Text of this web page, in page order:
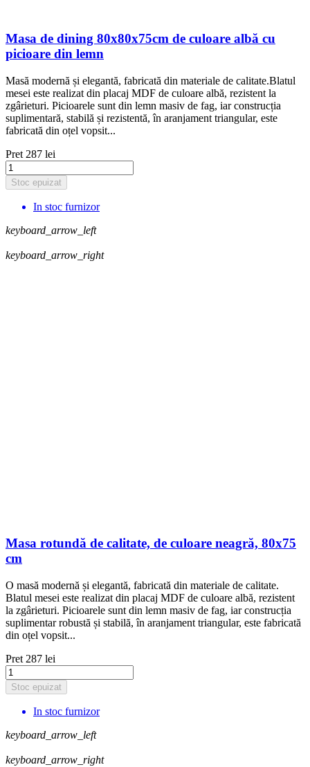
Masa de dining 80x80x75cm de culoare albă cu
picioare din lemn
Masă modernă și elegantă, fabricată din materiale de calitate.Blatul
mesei este realizat din placaj MDF de culoare albă, rezistent la
zgârieturi. Picioarele sunt din lemn masiv de fag, iar construcția
suplimentară, stabilă și rezistentă, în aranjament triangular, este
fabricată din oțel vopsit...
Pret 287 lei
Stoc epuizat
In stoc furnizor
keyboard_arrow_left
keyboard_arrow_right
Masa rotundă de calitate, de culoare neagră, 80x75
cm
O masă modernă și elegantă, fabricată din materiale de calitate.
Blatul mesei este realizat din placaj MDF de culoare albă, rezistent
la zgârieturi. Picioarele sunt din lemn masiv de fag, iar construcția
suplimentar robustă și stabilă, în aranjament triangular, este fabricată
din oțel vopsit...
Pret 287 lei
Stoc epuizat
In stoc furnizor
keyboard_arrow_left
keyboard_arrow_right